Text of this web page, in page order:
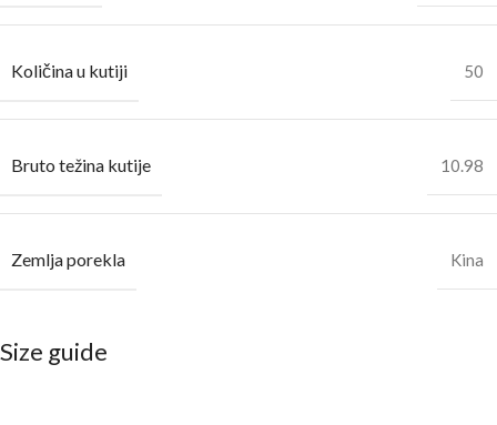
Količina u kutiji 50
Bruto težina kutije 10.98
Zemlja porekla Kina
Size guide